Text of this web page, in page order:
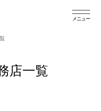
メニュー
店一覧